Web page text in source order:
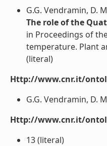
G.G. Vendramin, D.
The role of the
in Proceedings of
temperature. Plant
(literal)
Http://www.cnr.it/
G.G. Vendramin, D.
Http://www.cnr.it/
13 (literal)